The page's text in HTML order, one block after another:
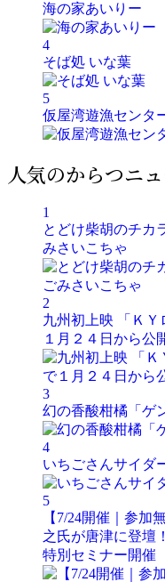
海の家あいりー
4
そば処 いな葉
5
仮屋湾遊漁センタ
人気のからつニ
1
とどけ柴胡のチカ
みさいこちゃ
2
九州初上映 「Ｋ
１月２４日から公
3
幻の香酸柑橘「ゲ
4
いちごさんサイダ
5
【7/24開催｜参加
之氏が唐津に登壇
特別セミナー開催